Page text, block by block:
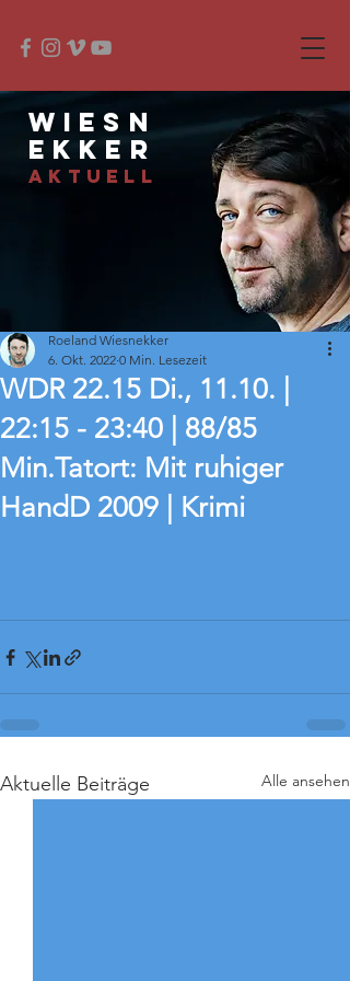
WDR 22.15 Di., 11.10. |
22:15 - 23:40 | 88/85
Min.Tatort: Mit ruhiger
HandD 2009 | Krimi
Roeland Wiesnekker
6. Okt. 2022 0 Min. Lesezeit
Aktuelle Beiträge Alle ansehen
Wiesn
ekker
Aktuell